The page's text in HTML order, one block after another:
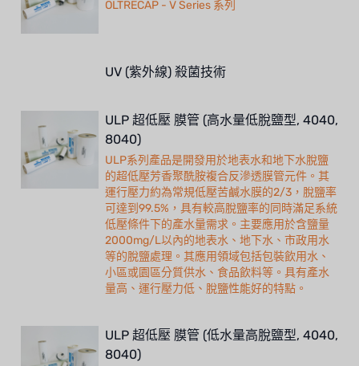
OLTRECAP - V Series 系列
UV (紫外線) 殺菌技術
ULP 超低壓 膜管 (高水量低脫鹽型, 4040,
8040)
ULP系列產品是開發用於地表水和地下水脫鹽
的超低壓芳香聚酰胺複合反滲透膜管元件。其
運行壓力約為常規低壓苦鹹水膜的2/3，脫鹽率
可達到99.5%，具有較高脫鹽率的同時滿足系統
低壓條件下的產水量需求。主要應用於含鹽量
2000mg/L以內的地表水、地下水、市政用水
等的脫鹽處理。其應用領域包括包裝飲用水、
小區或園區分質供水、食品飲料等。具有產水
量高、運行壓力低、脫鹽性能好的特點。
ULP 超低壓 膜管 (低水量高脫鹽型, 4040,
8040)